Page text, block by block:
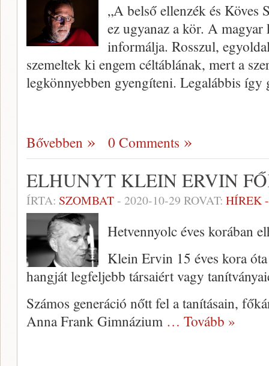
„A belső ellenzék és Köves
ez ugyanaz a kör. A
informálja. Rosszul,
szemeltek ki engem céltáblának, mert a
legkönnyebben gyengíteni. Legalábbis
Bővebben 0 Comments
ELHUNYT KLEIN ERVIN
ÍRTA: SZOMBAT- 2020-10-29 ROVAT: HÍREK
Hetvennyolc éves korában
Klein Ervin 15 éves kora
hangját legfeljebb társaiért vagy
Számos generáció nőtt fel a tanításain,
Anna Frank Gimnázium … Tovább »